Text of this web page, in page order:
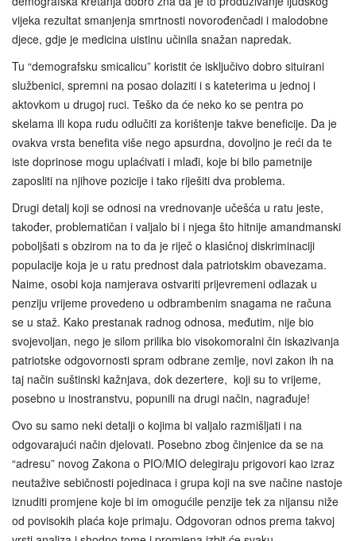
vijeka rezultat smanjenja smrtnosti novorođenčadi i malodobne
djece, gdje je medicina uistinu učinila snažan napredak.
Tu “demografsku smicalicu” koristit će isključivo dobro situirani
službenici, spremni na posao dolaziti i s kateterima u jednoj i
aktovkom u drugoj ruci. Teško da će neko ko se pentra po
skelama ili kopa rudu odlučiti za korištenje takve beneficije. Da je
ovakva vrsta benefita više nego apsurdna, dovoljno je reći da te
iste doprinose mogu uplaćivati i mlađi, koje bi bilo pametnije
zaposliti na njihove pozicije i tako riješiti dva problema.
Drugi detalj koji se odnosi na vrednovanje učešća u ratu jeste,
također, problematičan i valjalo bi i njega što hitnije amandmanski
poboljšati s obzirom na to da je riječ o klasičnoj diskriminaciji
populacije koja je u ratu prednost dala patriotskim obavezama.
Naime, osobi koja namjerava ostvariti prijevremeni odlazak u
penziju vrijeme provedeno u odbrambenim snagama ne računa
se u staž. Kako prestanak radnog odnosa, međutim, nije bio
svojevoljan, nego je silom prilika bio visokomoralni čin iskazivanja
patriotske odgovornosti spram odbrane zemlje, novi zakon ih na
taj način suštinski kažnjava, dok dezertere, koji su to vrijeme,
posebno u inostranstvu, popunili na drugi način, nagrađuje!
Ovo su samo neki detalji o kojima bi valjalo razmišljati i na
odgovarajući način djelovati. Posebno zbog činjenice da se na
“adresu” novog Zakona o PIO/MIO delegiraju prigovori kao izraz
neutažive sebičnosti pojedinaca i grupa koji na sve načine nastoje
iznuditi promjene koje bi im omogućile penzije tek za nijansu niže
od povisokih plaća koje primaju. Odgovoran odnos prema takvoj